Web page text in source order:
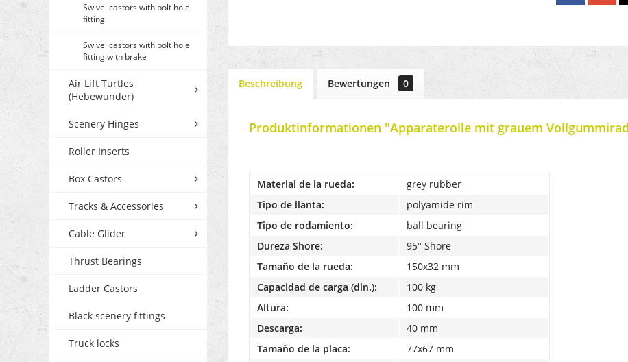
Swivel castors with bolt hole
fitting
Swivel castors with bolt hole
fitting with brake
Air Lift Turtles
(Hebewunder)
Scenery Hinges
Roller Inserts
Box Castors
Tracks & Accessories
Cable Glider
Thrust Bearings
Ladder Castors
Black scenery fittings
Truck locks
Beschreibung Bewertungen 0
Produktinformationen "Apparaterolle mit grauem
Material de la rueda:
grey rubber
Tipo de llanta:
polyamide rim
Tipo de rodamiento:
ball bearing
Dureza Shore:
95° Shore
Tamaño de la rueda:
150x32 mm
Capacidad de carga (din.):
100 kg
Altura:
100 mm
Descarga:
40 mm
Tamaño de la placa:
77x67 mm